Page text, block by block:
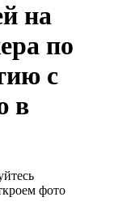
на
по
с
в
фото